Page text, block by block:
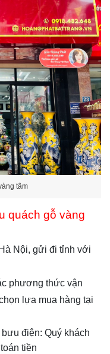
tâm
quách gỗ vàng
Nội, gửi đi tỉnh với
phương thức vận
lựa mua hàng tại
điện: Quý khách
tiền